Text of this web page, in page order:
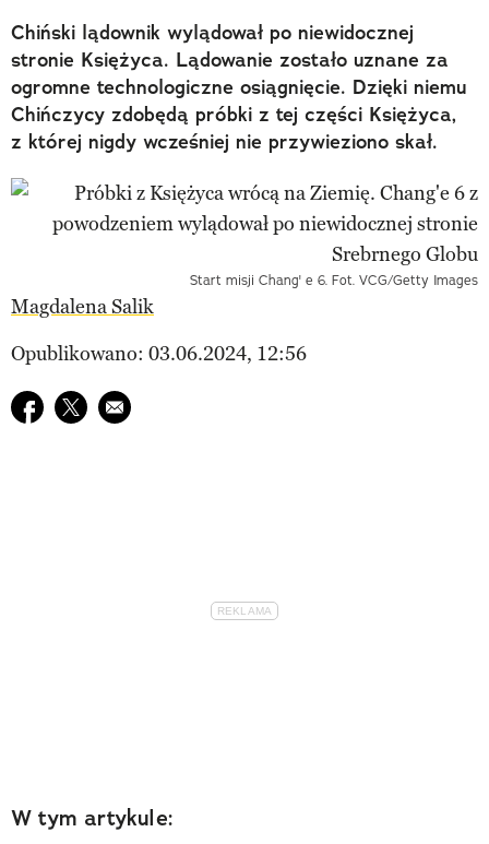
Chiński lądownik wylądował po niewidocznej
stronie Księżyca. Lądowanie zostało uznane za
ogromne technologiczne osiągnięcie. Dzięki niemu
Chińczycy zdobędą próbki z tej części Księżyca,
z której nigdy wcześniej nie przywieziono skał.
Start misji Chang' e 6. Fot. VCG/Getty Images
Magdalena Salik
Opublikowano: 03.06.2024, 12:56
Udostępnij na facebook
Udostępnij na twitter
E-mail do przyjaciela
W tym artykule: